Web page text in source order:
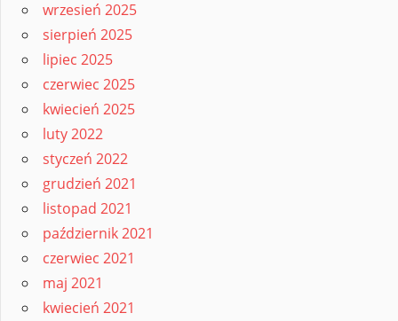
wrzesień 2025
sierpień 2025
lipiec 2025
czerwiec 2025
kwiecień 2025
luty 2022
styczeń 2022
grudzień 2021
listopad 2021
październik 2021
czerwiec 2021
maj 2021
kwiecień 2021